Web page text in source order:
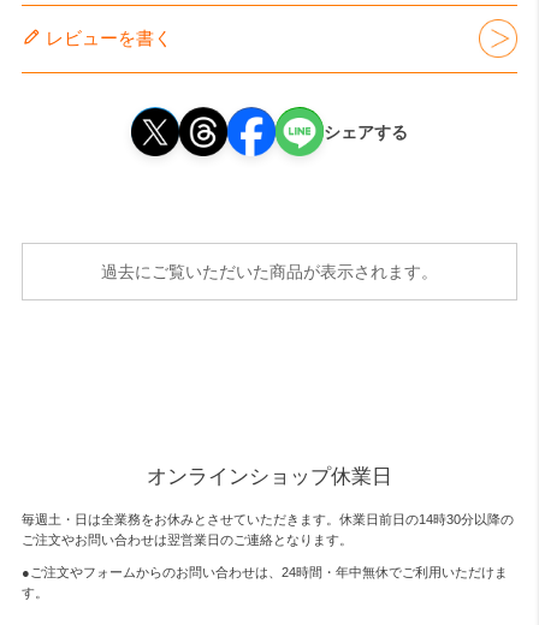
レビューを書く
シェアする
過去にご覧いただいた商品が表示されます。
オンラインショップ休業日
毎週土・日は全業務をお休みとさせていただきます。休業日前日の14時30分以降の
ご注文やお問い合わせは翌営業日のご連絡となります。
●ご注文やフォームからのお問い合わせは、 24時間・年中無休でご利用いただけま
す。